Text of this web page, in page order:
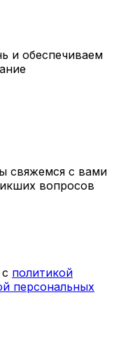
и обеспечиваем
свяжемся с вами
вопросов
политикой
персональных